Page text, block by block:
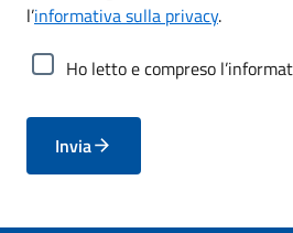
l’informativa sulla privacy.
Ho letto e compreso
Invia